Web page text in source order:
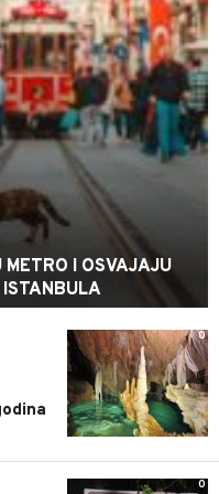
METRO I OSVAJAJU
0
0